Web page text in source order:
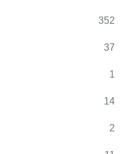
352
37
1
14
2